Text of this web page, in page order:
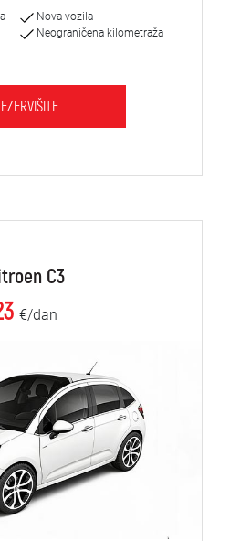
Nova vozila
Neograničena kilometraža
C3
€/dan